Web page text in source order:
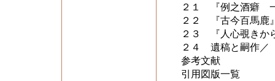
２１ 『例之酒癖
２２ 『古今百馬鹿
２３ 『人心覗きか
２４ 遺稿と嗣作／
参考文献
引用図版一覧